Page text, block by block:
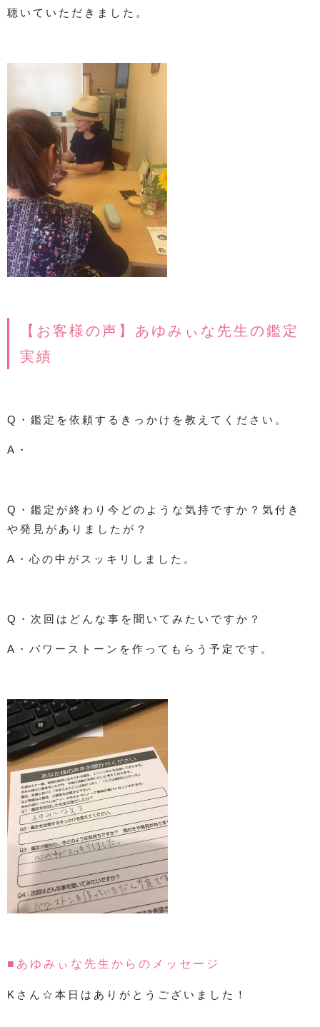
聴いていただきました。
【お客様の声】あゆみぃな先生の鑑定
実績
Q・鑑定を依頼するきっかけを教えてください。
A・
Q・鑑定が終わり今どのような気持ですか？気付き
や発見がありましたが？
A・心の中がスッキリしました。
Q・次回はどんな事を聞いてみたいですか？
A・パワーストーンを作ってもらう予定です。
■あゆみぃな先生からのメッセージ
Kさん☆本日はありがとうございました！